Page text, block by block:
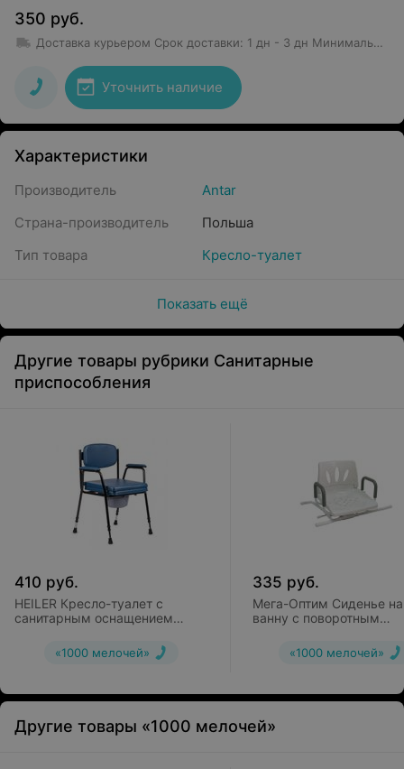
350 руб.
Доставка курьером Срок доставки: 1 дн - 3 дн Минимальная сумма заказа: 50 руб.
Уточнить наличие
Характеристики
Производитель
Antar
Страна-производитель
Польша
Тип товара
Кресло-туалет
Показать ещё
Другие товары рубрики Санитарные
приспособления
410 руб.
HEILER Кресло-туалет с
санитарным оснащением
«1000 мелочей»
335 руб.
Мега-Оптим Сиденье на
ванну с поворотным
«1000 мелочей»
Другие товары «1000 мелочей»